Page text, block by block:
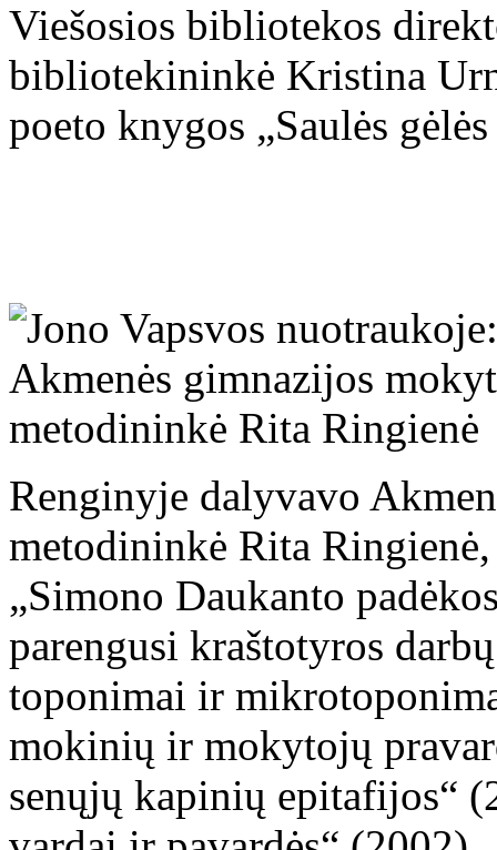
Viešosios bibliotekos
bibliotekininkė Kristina
poeto knygos „Saulės
Renginyje dalyvavo
metodininkė Rita
„Simono Daukanto
parengusi kraštotyros
toponimai ir
mokinių ir mokytojų
senųjų kapinių epitafijos“